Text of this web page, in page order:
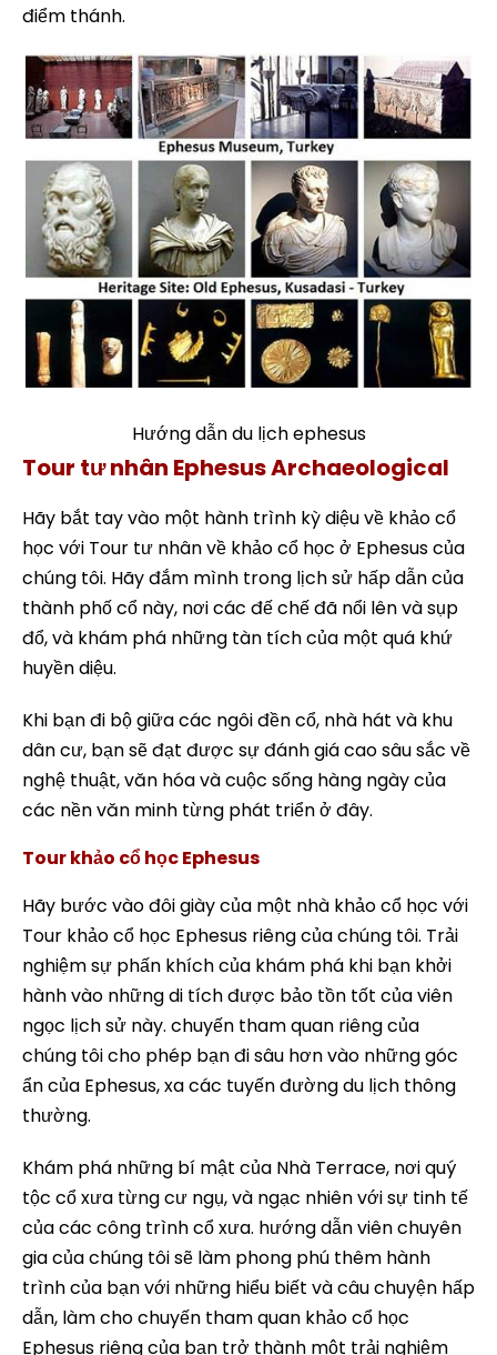
điểm thánh.
Hướng dẫn du lịch ephesus
Tour tư nhân Ephesus Archaeological
Hãy bắt tay vào một hành trình kỳ diệu về khảo cổ
học với Tour tư nhân về khảo cổ học ở Ephesus của
chúng tôi. Hãy đắm mình trong lịch sử hấp dẫn của
thành phố cổ này, nơi các đế chế đã nổi lên và sụp
đổ, và khám phá những tàn tích của một quá khứ
huyền diệu.
Khi bạn đi bộ giữa các ngôi đền cổ, nhà hát và khu
dân cư, bạn sẽ đạt được sự đánh giá cao sâu sắc về
nghệ thuật, văn hóa và cuộc sống hàng ngày của
các nền văn minh từng phát triển ở đây.
Tour khảo cổ học Ephesus
Hãy bước vào đôi giày của một nhà khảo cổ học với
Tour khảo cổ học Ephesus riêng của chúng tôi. Trải
nghiệm sự phấn khích của khám phá khi bạn khởi
hành vào những di tích được bảo tồn tốt của viên
ngọc lịch sử này. chuyến tham quan riêng của
chúng tôi cho phép bạn đi sâu hơn vào những góc
ẩn của Ephesus, xa các tuyến đường du lịch thông
thường.
Khám phá những bí mật của Nhà Terrace, nơi quý
tộc cổ xưa từng cư ngụ, và ngạc nhiên với sự tinh tế
của các công trình cổ xưa. hướng dẫn viên chuyên
gia của chúng tôi sẽ làm phong phú thêm hành
trình của bạn với những hiểu biết và câu chuyện hấp
dẫn, làm cho chuyến tham quan khảo cổ học
Ephesus riêng của bạn trở thành một trải nghiệm